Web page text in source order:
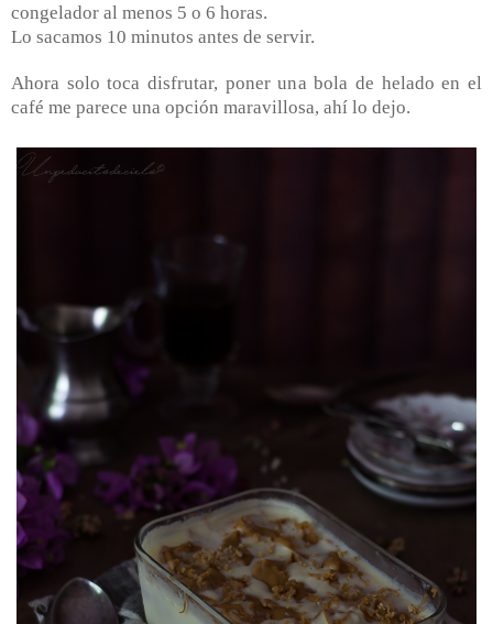
congelador al menos 5 o 6 horas.
Lo sacamos 10 minutos antes de servir.
Ahora solo toca disfrutar, poner una bola de helado en el
café me parece una opción maravillosa, ahí lo dejo.